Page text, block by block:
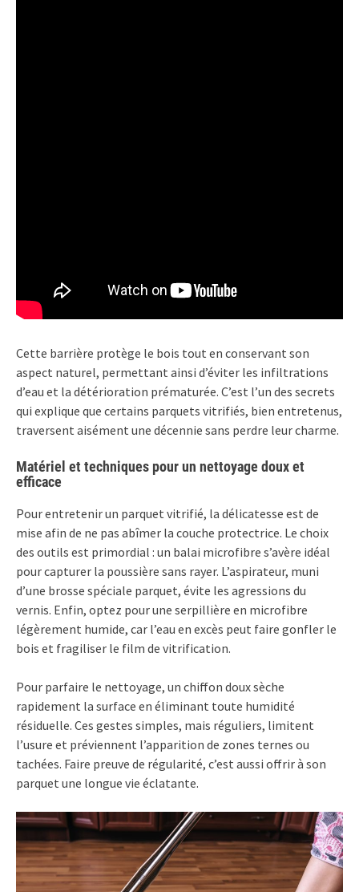
Cette barrière protège le bois tout en conservant son
aspect naturel, permettant ainsi d’éviter les infiltrations
d’eau et la détérioration prématurée. C’est l’un des secrets
qui explique que certains parquets vitrifiés, bien entretenus,
traversent aisément une décennie sans perdre leur charme.
Matériel et techniques pour un nettoyage doux et
efficace
Pour entretenir un parquet vitrifié, la délicatesse est de
mise afin de ne pas abîmer la couche protectrice. Le choix
des outils est primordial : un balai microfibre s’avère idéal
pour capturer la poussière sans rayer. L’aspirateur, muni
d’une brosse spéciale parquet, évite les agressions du
vernis. Enfin, optez pour une serpillière en microfibre
légèrement humide, car l’eau en excès peut faire gonfler le
bois et fragiliser le film de vitrification.
Pour parfaire le nettoyage, un chiffon doux sèche
rapidement la surface en éliminant toute humidité
résiduelle. Ces gestes simples, mais réguliers, limitent
l’usure et préviennent l’apparition de zones ternes ou
tachées. Faire preuve de régularité, c’est aussi offrir à son
parquet une longue vie éclatante.